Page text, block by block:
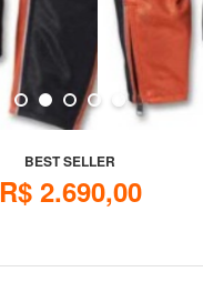
BEST SELLER
R$ 2.690,00